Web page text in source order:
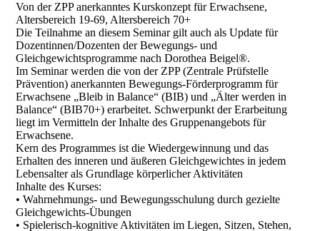
Von der ZPP anerkanntes Kurskonzept für Erwachsene,
Altersbereich 19-69, Altersbereich 70+
Die Teilnahme an diesem Seminar gilt auch als Update für
Dozentinnen/Dozenten der Bewegungs- und
Gleichgewichtsprogramme nach Dorothea Beigel®.
Im Seminar werden die von der ZPP (Zentrale Prüfstelle
Prävention) anerkannten Bewegungs-Förderprogramm für
Erwachsene „Bleib in Balance“ (BIB) und „Älter werden in
Balance“ (BIB70+) erarbeitet. Schwerpunkt der Erarbeitung
liegt im Vermitteln der Inhalte des Gruppenangebots für
Erwachsene.
Kern des Programmes ist die Wiedergewinnung und das
Erhalten des inneren und äußeren Gleichgewichtes in jedem
Lebensalter als Grundlage körperlicher Aktivitäten
Inhalte des Kurses:
• Wahrnehmungs- und Bewegungsschulung durch gezielte
Gleichgewichts-Übungen
• Spielerisch-kognitive Aktivitäten im Liegen, Sitzen, Stehen,